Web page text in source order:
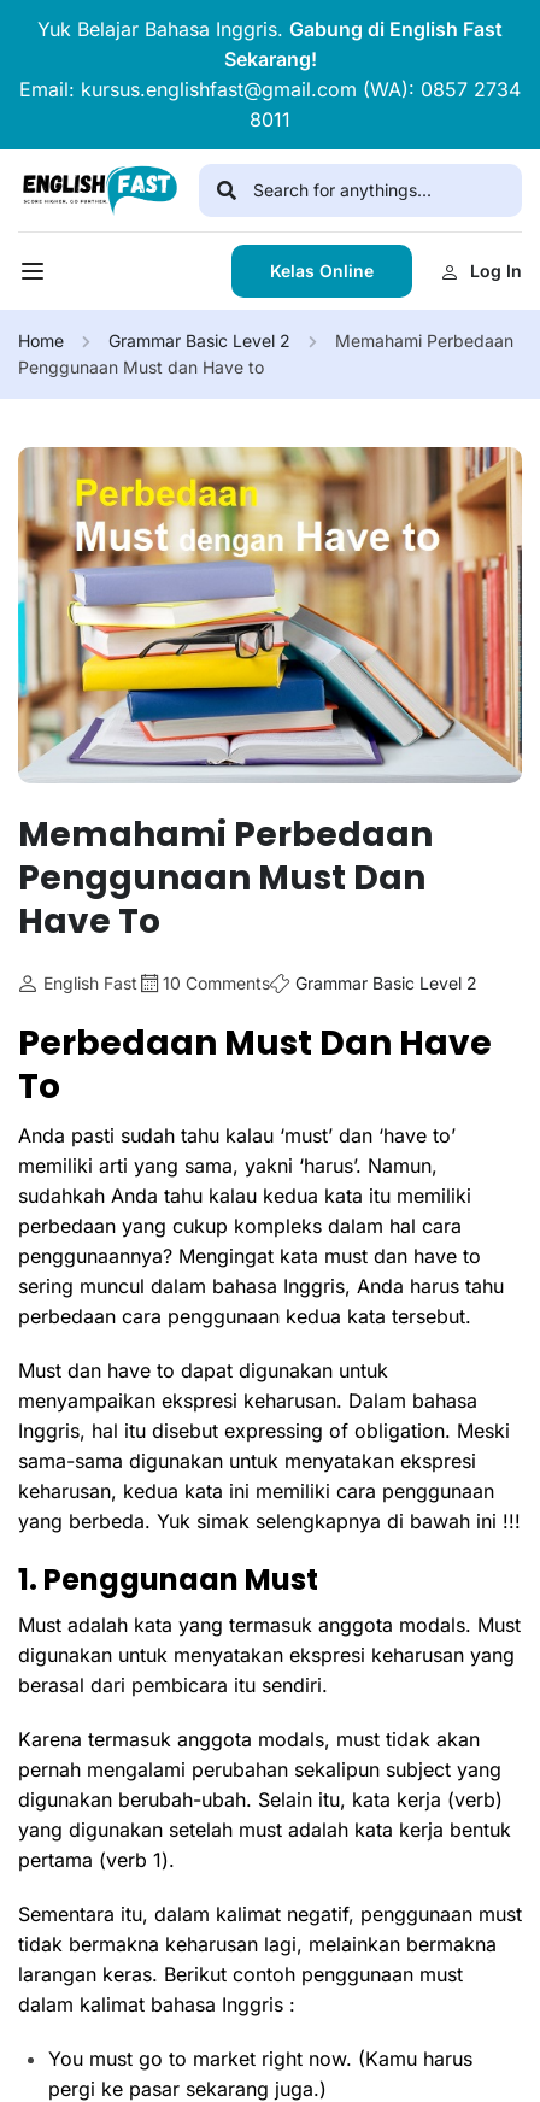
Yuk Belajar Bahasa Inggris. Gabung di English Fast
Sekarang!
Email: kursus.englishfast@gmail.com (WA): 0857 2734
8011
Kelas Online Log In
Home Grammar Basic Level 2
Memahami Perbedaan
Penggunaan Must dan Have to
Memahami Perbedaan
Penggunaan Must Dan
Have To
English Fast 10 Comments Grammar Basic Level 2
Perbedaan Must Dan Have
To
Anda pasti sudah tahu kalau ‘must’ dan ‘have to’
memiliki arti yang sama, yakni ‘harus’. Namun,
sudahkah Anda tahu kalau kedua kata itu memiliki
perbedaan yang cukup kompleks dalam hal cara
penggunaannya? Mengingat kata must dan have to
sering muncul dalam bahasa Inggris, Anda harus tahu
perbedaan cara penggunaan kedua kata tersebut.
Must dan have to dapat digunakan untuk
menyampaikan ekspresi keharusan. Dalam bahasa
Inggris, hal itu disebut expressing of obligation. Meski
sama-sama digunakan untuk menyatakan ekspresi
keharusan, kedua kata ini memiliki cara penggunaan
yang berbeda. Yuk simak selengkapnya di bawah ini !!!
1. Penggunaan Must
Must adalah kata yang termasuk anggota modals. Must
digunakan untuk menyatakan ekspresi keharusan yang
berasal dari pembicara itu sendiri.
Karena termasuk anggota modals, must tidak akan
pernah mengalami perubahan sekalipun subject yang
digunakan berubah-ubah. Selain itu, kata kerja (verb)
yang digunakan setelah must adalah kata kerja bentuk
pertama (verb 1).
Sementara itu, dalam kalimat negatif, penggunaan must
tidak bermakna keharusan lagi, melainkan bermakna
larangan keras. Berikut contoh penggunaan must
dalam kalimat bahasa Inggris :
You must go to market right now. (Kamu harus
pergi ke pasar sekarang juga.)